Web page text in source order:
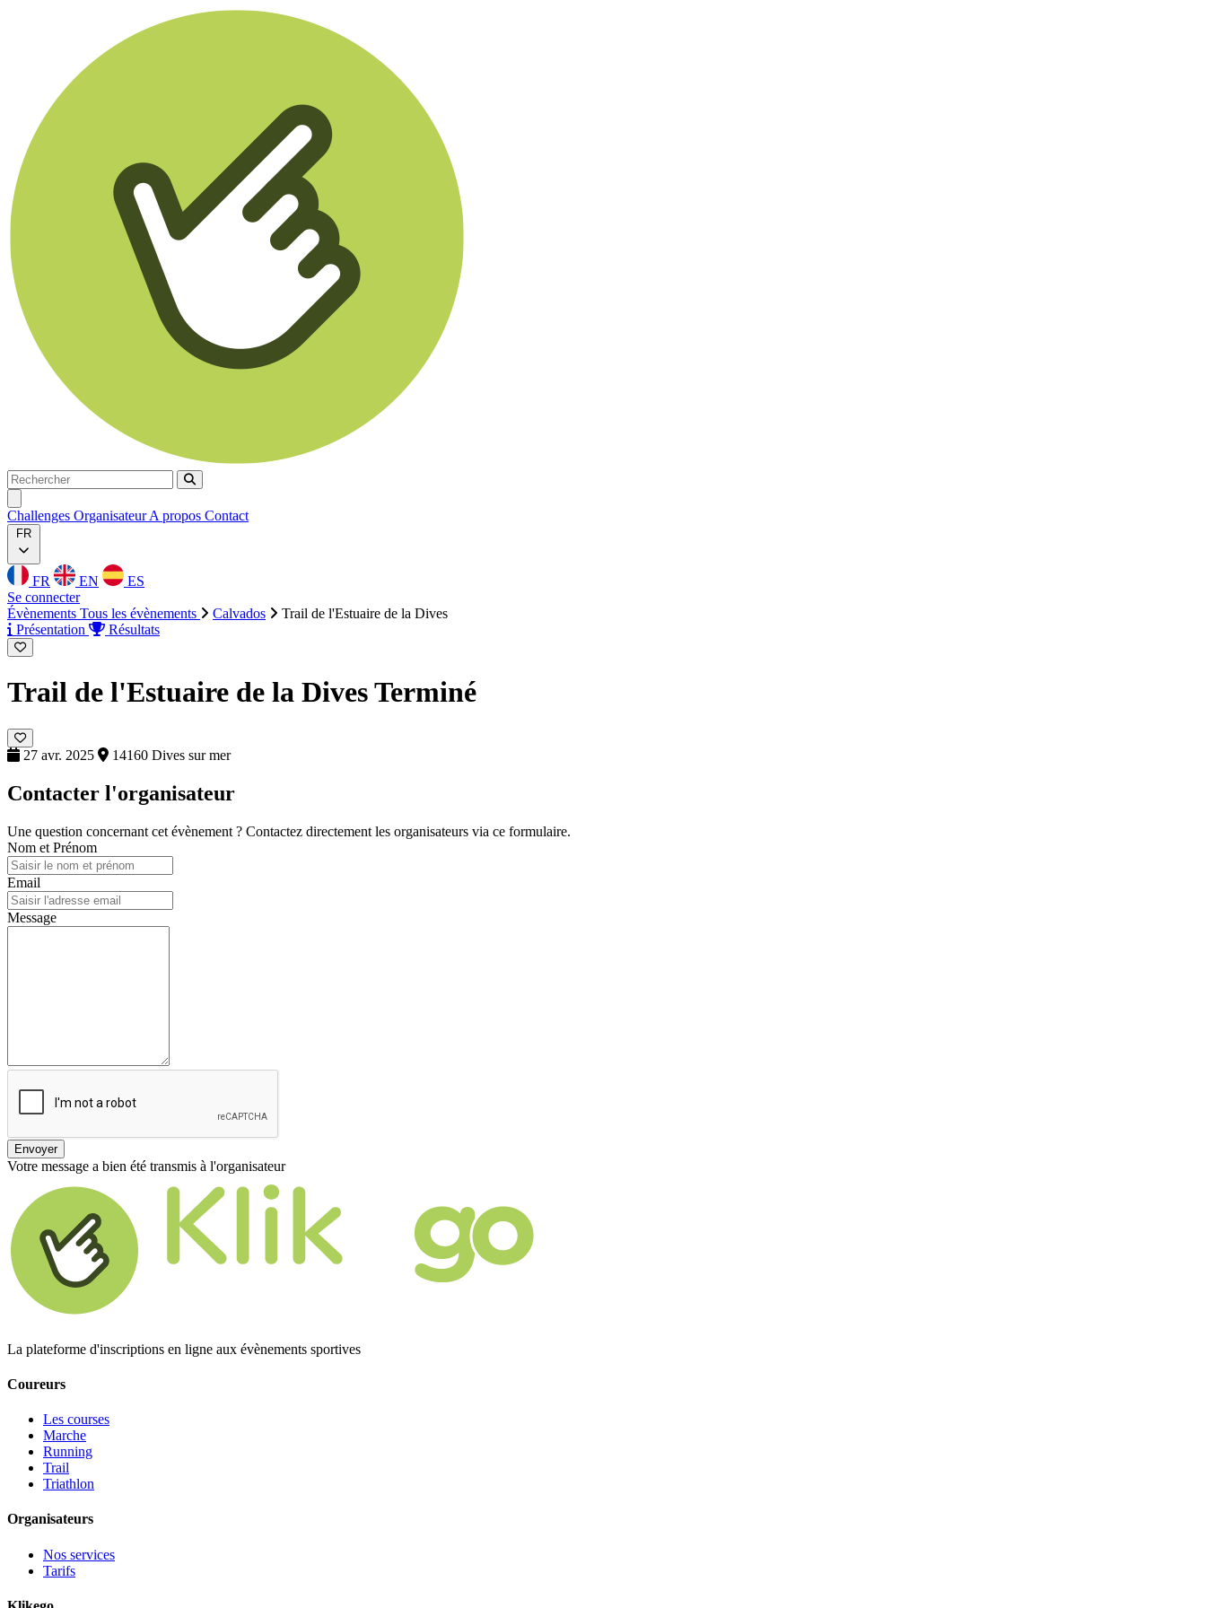
Rechercher
Rechercher
Challenges OrganisateurA propos Contact
FR
FR EN
ES
Se connecter
Évènements Tous les évènements Calvados
Trail de l'Estuaire de la Dives
Présentation
Résultats
Trail de l'Estuaire de la DivesTerminé
27 avr. 2025 14160 Dives sur mer
Contacter l'organisateur
Une question concernant cet évènement ? Contactez directement les organisateurs via ce formulaire.
Nom et Prénom
Email
Message
Envoyer
Votre message a bien été transmis à l'organisateur
La plateforme d'inscriptions en ligne aux évènements sportives
Coureurs
Les courses
Marche
Running
Trail
Triathlon
Organisateurs
Nos services
Tarifs